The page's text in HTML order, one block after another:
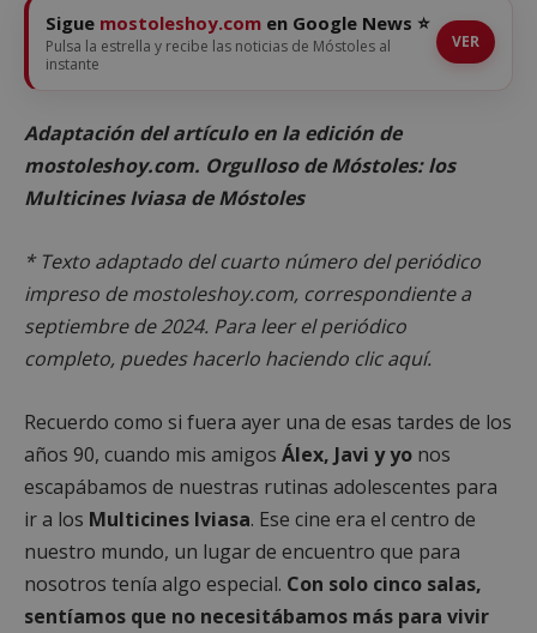
Sigue mostoleshoy.com en Google News ⭐
Pulsa la estrella y recibe las noticias de Móstoles al
instante
VER
Adaptación del artículo en la edición de
mostoleshoy.com. Orgulloso de Móstoles:los
Multicines Iviasa de Móstoles
* Texto adaptado del cuarto número del periódico
impreso de mostoleshoy.com, correspondiente a
septiembre de 2024. Para leer el periódico
completo, puedes hacerlo haciendo clic aquí.
Recuerdo como si fuera ayer una de esas tardes de los
años 90, cuando mis amigos Álex, Javi y yo nos
escapábamos de nuestras rutinas adolescentes para
ir a los Multicines Iviasa. Ese cine era el centro de
nuestro mundo, un lugar de encuentro que para
nosotros tenía algo especial. Con solo cinco salas,
sentíamos que no necesitábamos más para vivir